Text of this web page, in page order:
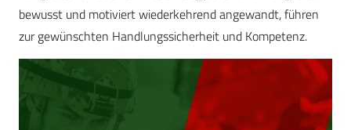
bewusst und motiviert wiederkehrend angewandt, führen
zur gewünschten Handlungssicherheit und Kompetenz.